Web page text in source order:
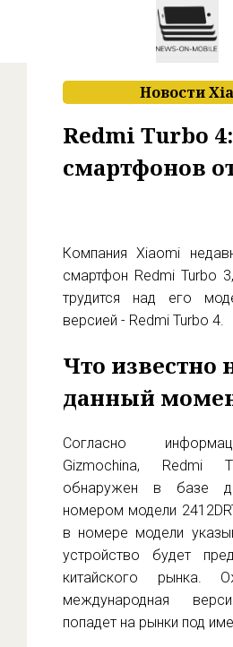
Новости
Redmi Turbo
смартфонов
Компания Xiaomi
смартфон Redmi Turbo
трудится над его
версией - Redmi Turbo 4.
Что известно
данный
Согласно
Gizmochina,
обнаружен в базе
номером модели
в номере модели
устройство будет
китайского рынка.
международная
попадет на рынки под